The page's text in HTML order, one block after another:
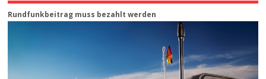
Rundfunkbeitrag muss bezahlt werden